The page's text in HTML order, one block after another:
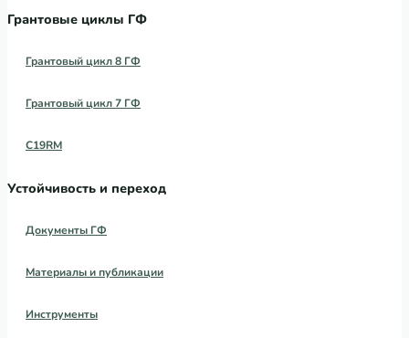
Грантовые циклы ГФ
Грантовый цикл 8 ГФ
Грантовый цикл 7 ГФ
C19RM
Устойчивость и переход
Документы ГФ
Материалы и публикации
Инструменты